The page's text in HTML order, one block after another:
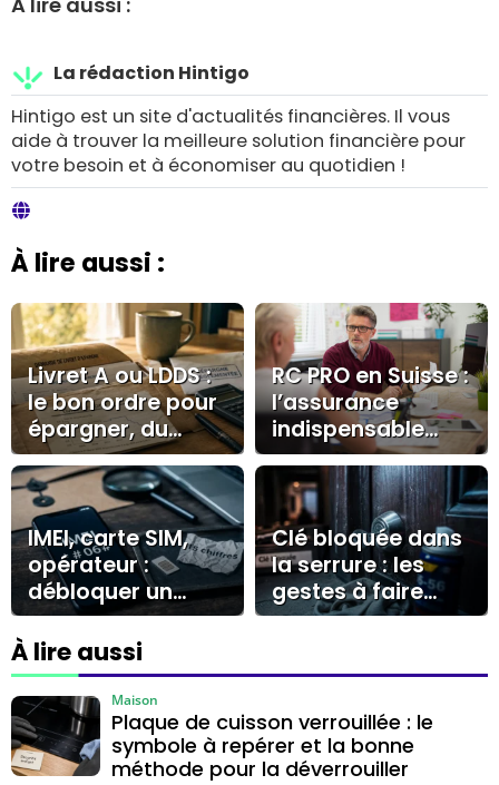
La rédaction Hintigo
Hintigo est un site d'actualités financières. Il vous
aide à trouver la meilleure solution financière pour
votre besoin et à économiser au quotidien !
À lire aussi :
Livret A ou LDDS :
le bon ordre pour
épargner, du
plafond aux
alternatives
RC PRO en Suisse :
l’assurance
indispensable
pour les
indépendants
IMEI, carte SIM,
opérateur :
débloquer un
téléphone tout
opérateur sans se
tromper
Clé bloquée dans
la serrure : les
gestes à faire
sans casser le
À lire aussi
Plaque de cuisson verrouillée : le
symbole à repérer et la bonne
méthode pour la déverrouiller
Maison